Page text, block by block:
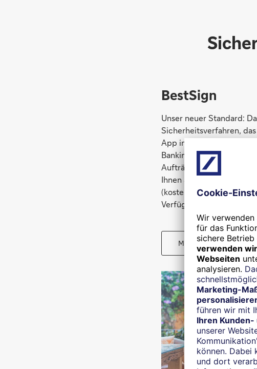
BestSign
Unser neuer Standard:
Sicherheitsverfahren,
App integriert ist. Sie
Banking-App keine
Aufträge sicher
Ihnen aber
(kostenpflichtiges)
Verfügung.
Mehr zum BestSign-